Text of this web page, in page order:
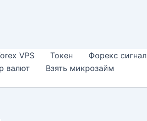
VPS Токен
Форекс сигнал
валют
Взять микрозайм